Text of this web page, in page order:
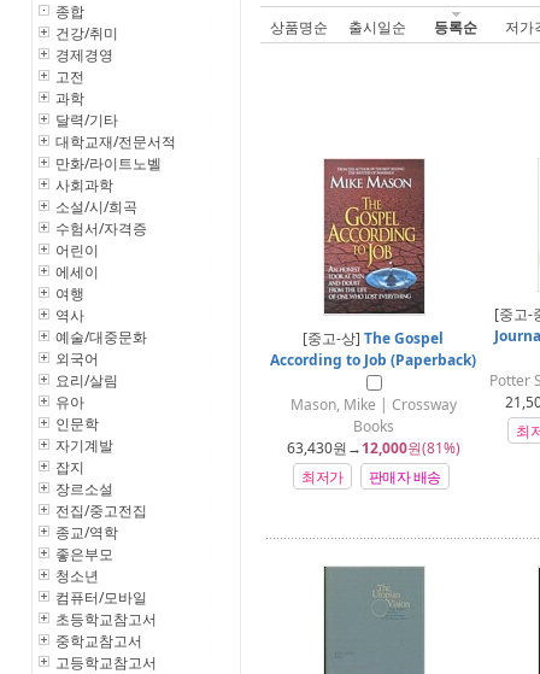
종합
건강/취미
경제경영
고전
과학
달력/기타
대학교재/전문서적
만화/라이트노벨
사회과학
소설/시/희곡
수험서/자격증
어린이
에세이
여행
역사
예술/대중문화
외국어
요리/살림
유아
인문학
자기계발
잡지
장르소설
전집/중고전집
종교/역학
좋은부모
청소년
컴퓨터/모바일
초등학교참고서
중학교참고서
고등학교참고서
상품명순 출시일순 등록순 저가
[중고-상]The Gospel
According to Job (Paperback)
Mason, Mike | Crossway
Books
63,430원→12,000원(81%)
최저가
판매자 배송
[중고-
Potter
최